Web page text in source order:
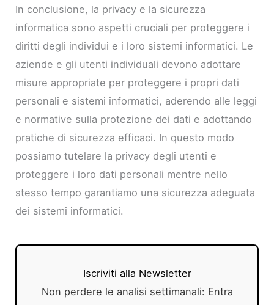
In conclusione, la privacy e la sicurezza
informatica sono aspetti cruciali per proteggere i
diritti degli individui e i loro sistemi informatici. Le
aziende e gli utenti individuali devono adottare
misure appropriate per proteggere i propri dati
personali e sistemi informatici, aderendo alle leggi
e normative sulla protezione dei dati e adottando
pratiche di sicurezza efficaci. In questo modo
possiamo tutelare la privacy degli utenti e
proteggere i loro dati personali mentre nello
stesso tempo garantiamo una sicurezza adeguata
dei sistemi informatici.
Iscriviti alla Newsletter
Non perdere le analisi settimanali: Entra